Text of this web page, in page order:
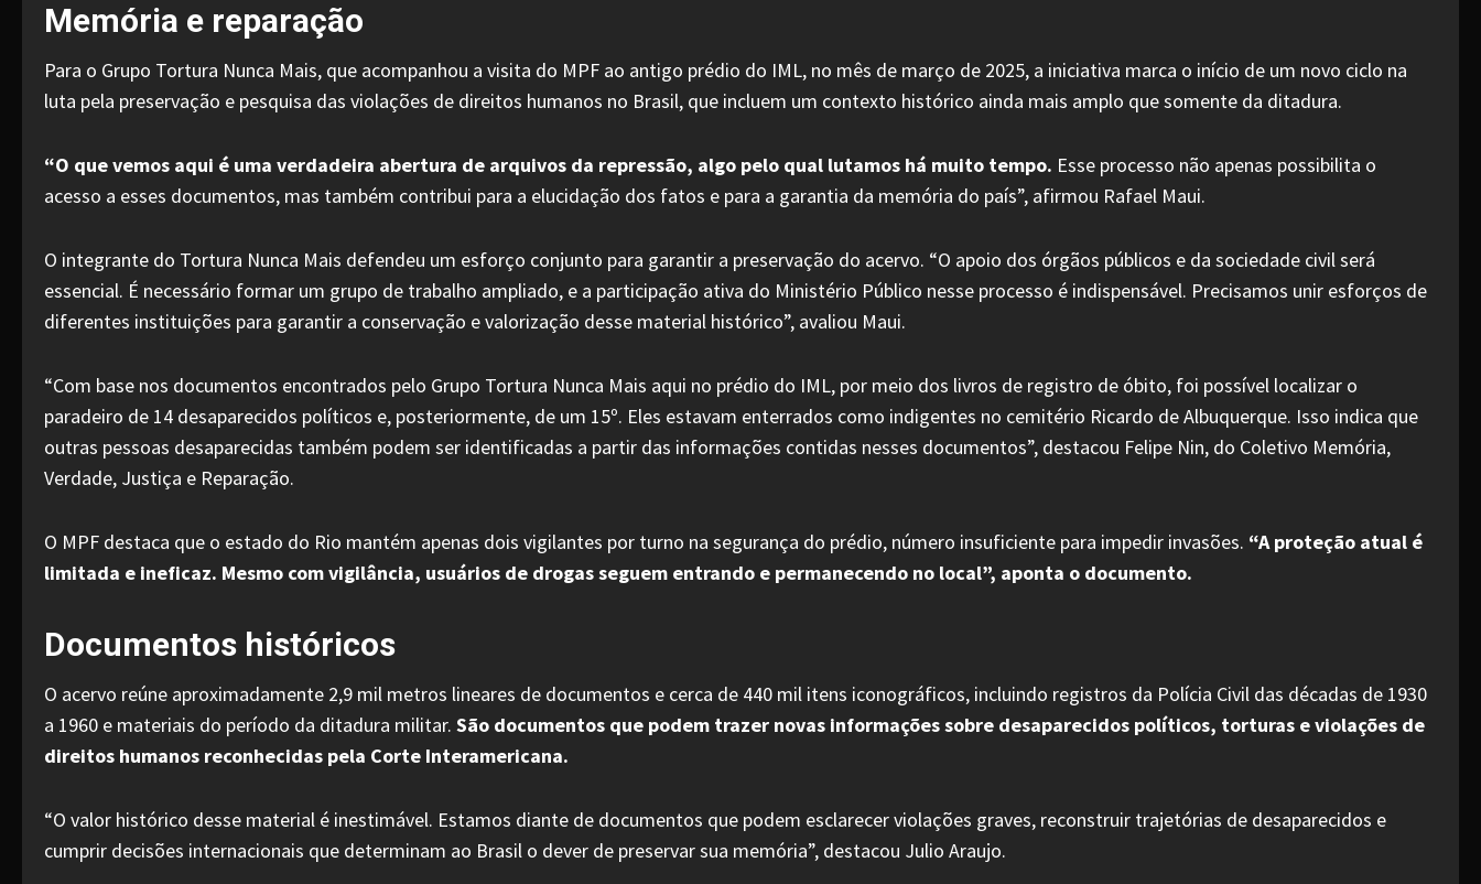
Memória e reparação
Para o Grupo Tortura Nunca Mais, que acompanhou a visita do MPF ao antigo prédio do IML, no mês de março de 2025, a iniciativa marca o início de um novo ciclo na
luta pela preservação e pesquisa das violações de direitos humanos no Brasil, que incluem um contexto histórico ainda mais amplo que somente da ditadura.
“O que vemos aqui é uma verdadeira abertura de arquivos da repressão, algo pelo qual lutamos há muito tempo. Esse processo não apenas possibilita o
acesso a esses documentos, mas também contribui para a elucidação dos fatos e para a garantia da memória do país”, afirmou Rafael Maui.
O integrante do Tortura Nunca Mais defendeu um esforço conjunto para garantir a preservação do acervo. “O apoio dos órgãos públicos e da sociedade civil será
essencial. É necessário formar um grupo de trabalho ampliado, e a participação ativa do Ministério Público nesse processo é indispensável. Precisamos unir esforços de
diferentes instituições para garantir a conservação e valorização desse material histórico”, avaliou Maui.
“Com base nos documentos encontrados pelo Grupo Tortura Nunca Mais aqui no prédio do IML, por meio dos livros de registro de óbito, foi possível localizar o
paradeiro de 14 desaparecidos políticos e, posteriormente, de um 15º. Eles estavam enterrados como indigentes no cemitério Ricardo de Albuquerque. Isso indica que
outras pessoas desaparecidas também podem ser identificadas a partir das informações contidas nesses documentos”, destacou Felipe Nin, do Coletivo Memória,
Verdade, Justiça e Reparação.
O MPF destaca que o estado do Rio mantém apenas dois vigilantes por turno na segurança do prédio, número insuficiente para impedir invasões. “A proteção atual é
limitada e ineficaz. Mesmo com vigilância, usuários de drogas seguem entrando e permanecendo no local”, aponta o documento.
Documentos históricos
O acervo reúne aproximadamente 2,9 mil metros lineares de documentos e cerca de 440 mil itens iconográficos, incluindo registros da Polícia Civil das décadas de 1930
a 1960 e materiais do período da ditadura militar. São documentos que podem trazer novas informações sobre desaparecidos políticos, torturas e violações de
direitos humanos reconhecidas pela Corte Interamericana.
“O valor histórico desse material é inestimável. Estamos diante de documentos que podem esclarecer violações graves, reconstruir trajetórias de desaparecidos e
cumprir decisões internacionais que determinam ao Brasil o dever de preservar sua memória”, destacou Julio Araujo.